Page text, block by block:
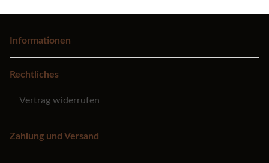
Informationen
Rechtliches
Vertrag widerrufen
Zahlung und Versand